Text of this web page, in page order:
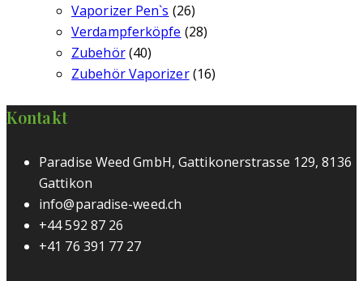
Vaporizer Pen`s (26)
Verdampferköpfe (28)
Zubehör(40)
Zubehör Vaporizer(16)
Kontakt
Paradise Weed GmbH, Gattikonerstrasse 129, 8136
Gattikon
info@paradise-weed.ch
+44 592 87 26
+41 76 391 77 27